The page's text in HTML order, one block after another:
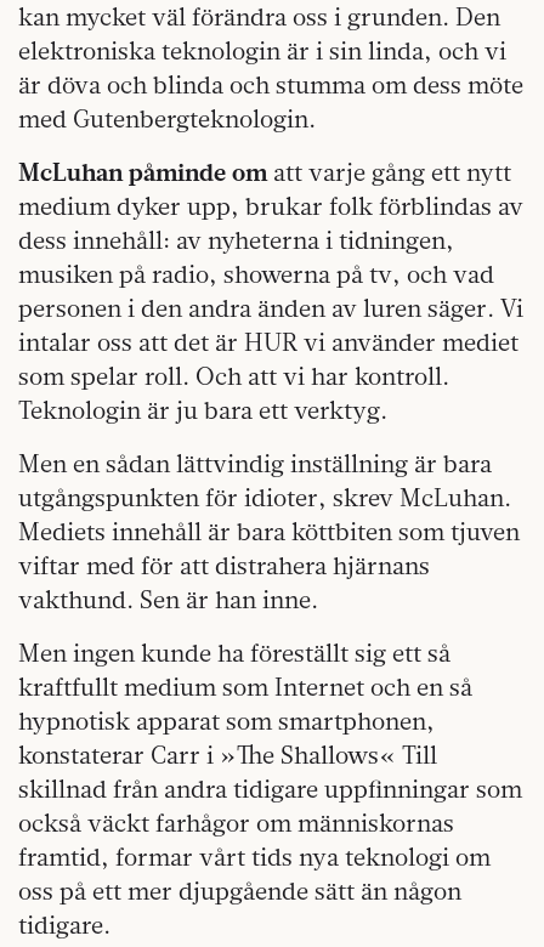
kan mycket väl förändra oss i grunden. Den
elektroniska teknologin är i sin linda, och vi
är döva och blinda och stumma om dess möte
med Gutenbergteknologin.
McLuhan påminde omatt varje gång ett nytt
medium dyker upp, brukar folk förblindas av
dess innehåll: av nyheterna i tidningen,
musiken på radio, showerna på tv, och vad
personen i den andra änden av luren säger. Vi
intalar oss att det är HUR vi använder mediet
som spelar roll. Och att vi har kontroll.
Teknologin är ju bara ett verktyg.
Men en sådan lättvindig inställning är bara
utgångspunkten för idioter, skrev McLuhan.
Mediets innehåll är bara köttbiten som tjuven
viftar med för att distrahera hjärnans
vakthund. Sen är han inne.
Men ingen kunde ha föreställt sig ett så
kraftfullt medium som Internet och en så
hypnotisk apparat som smartphonen,
konstaterar Carr i »The Shallows« Till
skillnad från andra tidigare uppfinningar som
också väckt farhågor om människornas
framtid, formar vårt tids nya teknologi om
oss på ett mer djupgående sätt än någon
tidigare.